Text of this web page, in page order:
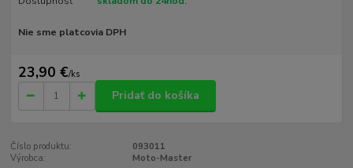
Nie sme platcovia DPH
23,90 €/ks
Pridať do košíka
Číslo produktu:
093011
Výrobca:
Moto-Master